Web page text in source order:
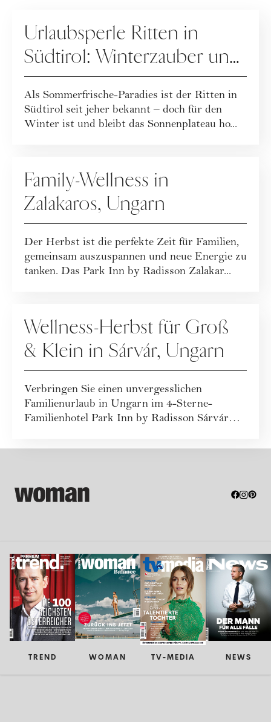
Urlaubsperle Ritten in
Südtirol: Winterzauber und
Frühlingslust
Als Sommerfrische-Paradies ist der Ritten in
Südtirol seit jeher bekannt – doch für den
Winter ist und bleibt das Sonnenplateau ho...
Family-Wellness in
Zalakaros, Ungarn
Der Herbst ist die perfekte Zeit für Familien,
gemeinsam auszuspannen und neue Energie zu
tanken. Das Park Inn by Radisson Zalakar...
Wellness-Herbst für Groß
& Klein in Sárvár, Ungarn
Verbringen Sie einen unvergesslichen
Familienurlaub in Ungarn im 4-Sterne-
Familienhotel Park Inn by Radisson Sárvár
TREND WOMAN TV-MEDIA NEWS